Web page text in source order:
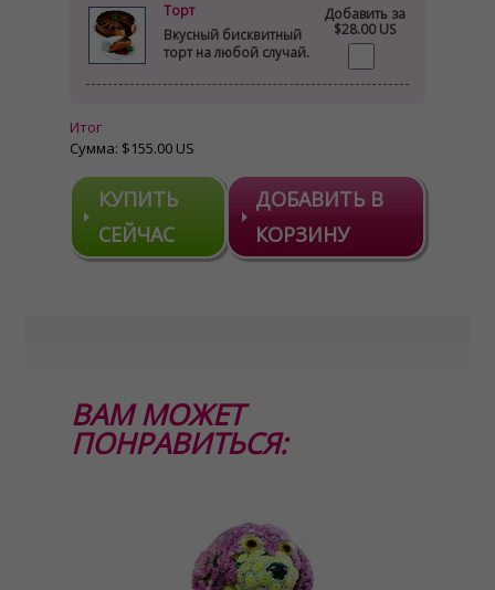
Добавить за
$28.00 US
Торт
Вкусный бисквитный
торт на любой случай.
Итог
Сумма: $155.00 US
КУПИТЬ
СЕЙЧАС
ДОБАВИТЬ В
КОРЗИНУ
ВАМ МОЖЕТ
ПОНРАВИТЬСЯ: